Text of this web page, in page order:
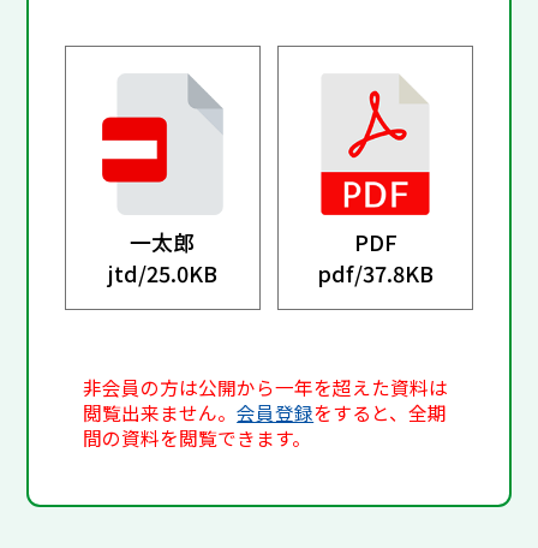
一太郎
jtd/25.0KB
PDF
pdf/37.8KB
非会員の方は公開から一年を超えた資料は
閲覧出来ません。会員登録をすると、全期
間の資料を閲覧できます。